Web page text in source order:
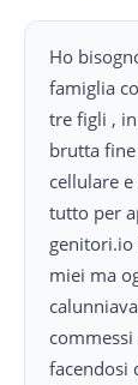
Ho
famiglia
tre figli ,
brutta
cellulare
tutto per
miei ma
facendosi